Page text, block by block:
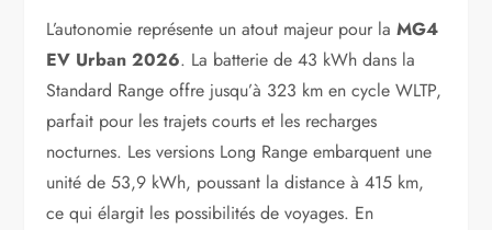
L’autonomie représente un atout majeur pour laMG4
EV Urban 2026. La batterie de 43 kWh dans la
Standard Range offre jusqu’à 323 km en cycle WLTP,
parfait pour les trajets courts et les recharges
nocturnes. Les versions Long Range embarquent une
unité de 53,9 kWh, poussant la distance à 415 km,
ce qui élargit les possibilités de voyages. En